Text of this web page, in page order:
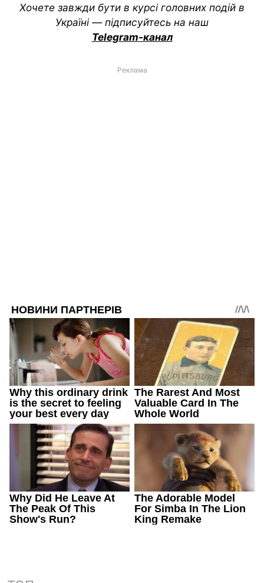
Хочете завжди бути в курсі головних подій в
Україні — підписуйтесь на наш
Telegram-канал
Реклама